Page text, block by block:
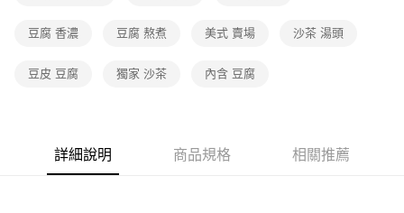
豆腐 香濃 豆腐 熬煮 美式 賣場 沙茶 湯頭
豆皮 豆腐 獨家 沙茶 內含 豆腐
詳細說明 商品規格 相關推薦